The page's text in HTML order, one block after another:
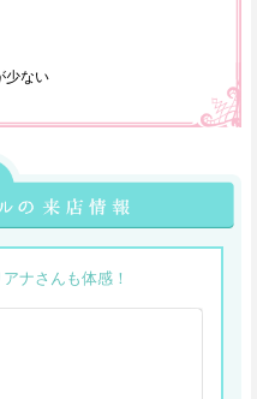
少ない
ナさんも体感！